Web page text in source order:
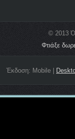
© 2013
Φτιάξε
Έκδοση: Mobile|